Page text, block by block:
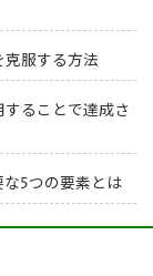
克服する方法
ることで達成さ
5つの要素とは